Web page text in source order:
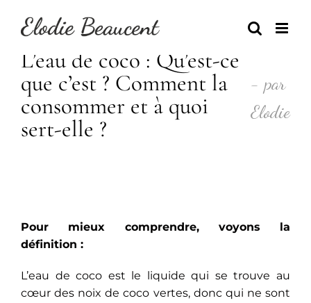
L’eau de coco : Qu’est-ce
que c’est ? Comment la
consommer et à quoi
sert-elle ?
- par
Elodie
Pour mieux comprendre, voyons la
définition :
L’eau de coco est le liquide qui se trouve au
cœur des noix de coco vertes, donc qui ne sont